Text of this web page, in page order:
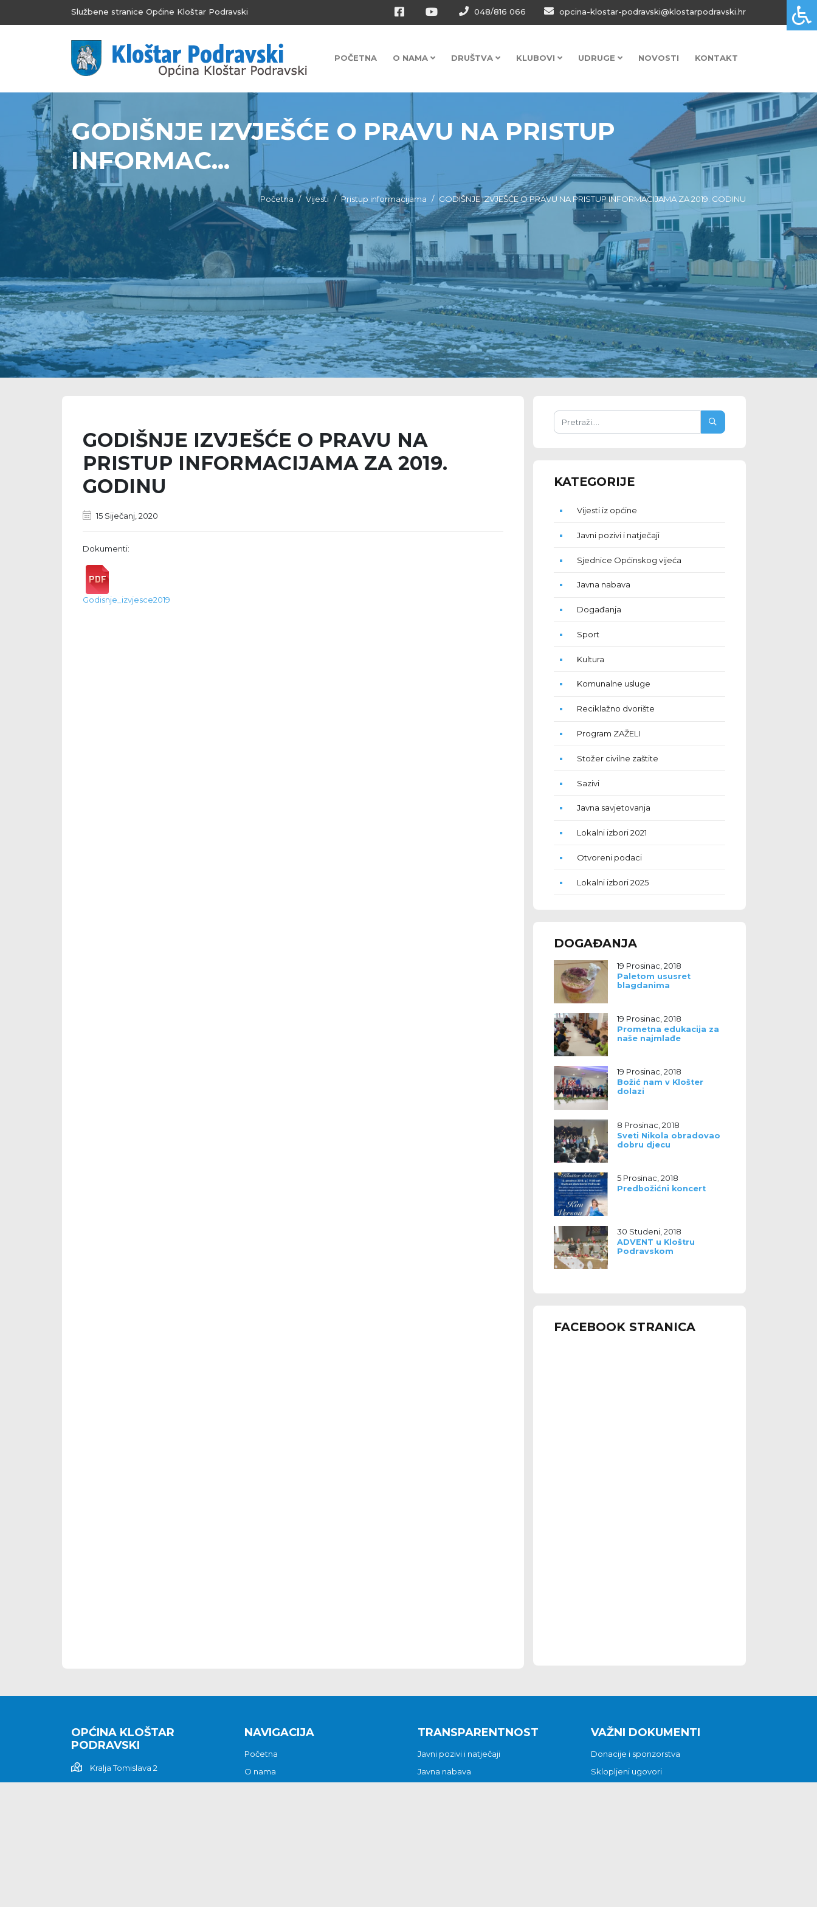
Službene stranice Općine Kloštar Podravski 048/816 066 opcina-klostar-podravski@klostarpodravski.hr
POČETNA O NAMA DRUŠTVA KLUBOVI UDRUGE NOVOSTI KONTAKT
GODIŠNJE IZVJEŠĆE O PRAVU NA PRISTUP
INFORMAC...
Početna Vijesti Pristup informacijama GODIŠNJE IZVJEŠĆE O PRAVU NA PRISTUP INFORMACIJAMA ZA 2019. GODINU
GODIŠNJE IZVJEŠĆE O PRAVU NA
PRISTUP INFORMACIJAMA ZA 2019.
GODINU
15 Siječanj, 2020
Dokumenti:
Godisnje_izvjesce2019
KATEGORIJE
Vijesti iz općine
Javni pozivi i natječaji
Sjednice Općinskog vijeća
Javna nabava
Događanja
Sport
Kultura
Komunalne usluge
Reciklažno dvorište
Program ZAŽELI
Stožer civilne zaštite
Sazivi
Javna savjetovanja
Lokalni izbori 2021
Otvoreni podaci
Lokalni izbori 2025
DOGAĐANJA
19 Prosinac, 2018
Paletom ususret
blagdanima
19 Prosinac, 2018
Prometna edukacija za
naše najmlađe
19 Prosinac, 2018
Božić nam v Klošter
dolazi
8 Prosinac, 2018
Sveti Nikola obradovao
dobru djecu
5 Prosinac, 2018
Predbožićni koncert
30 Studeni, 2018
ADVENT u Kloštru
Podravskom
FACEBOOK STRANICA
OPĆINA KLOŠTAR
PODRAVSKI
Kralja Tomislava 2
NAVIGACIJA
Početna
O nama
TRANSPARENTNOST
Javni pozivi i natječaji
Javna nabava
VAŽNI DOKUMENTI
Donacije i sponzorstva
Sklopljeni ugovori